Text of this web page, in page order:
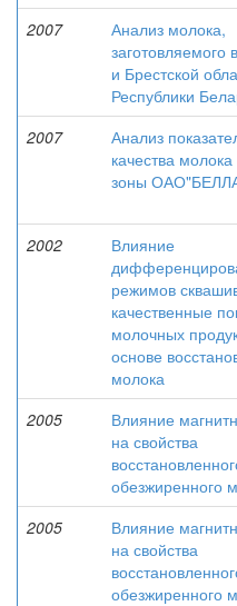
2007
Анализ молока,
заготовляемого
и Брестской
Республики
2007
Анализ
качества
зоны
2002
Влияние
режимов
качественные
молочных
основе
молока
2005
Влияние
на свойства
обезжиренного
2005
Влияние
на свойства
обезжиренного